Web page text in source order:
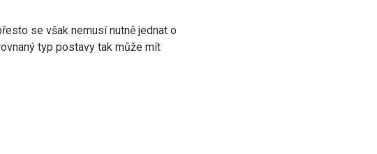
se však nemusí nutně jednat o
typ postavy tak může mít